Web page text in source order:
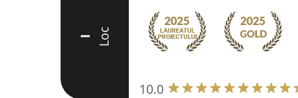
I Loc
10.0